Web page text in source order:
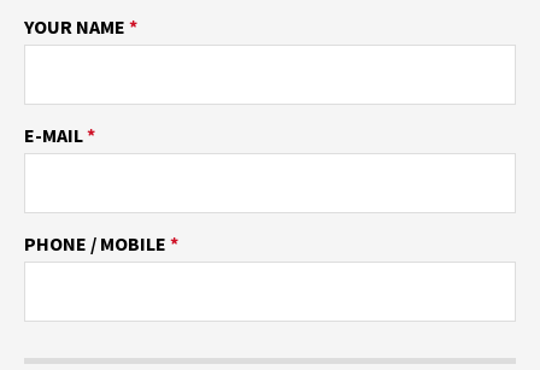
YOUR NAME *
E-MAIL*
PHONE / MOBILE *